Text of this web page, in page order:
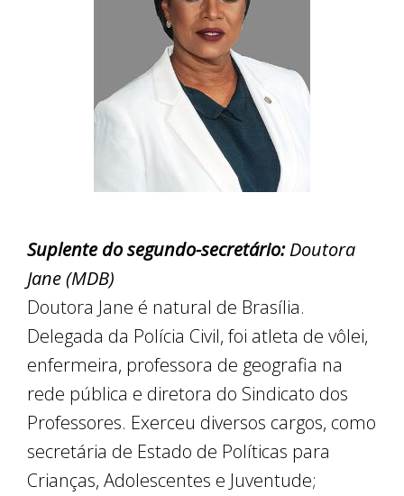
Suplente do segundo-secretário:Doutora
Jane (MDB)
Doutora Jane é natural de Brasília.
Delegada da Polícia Civil, foi atleta de vôlei,
enfermeira, professora de geografia na
rede pública e diretora do Sindicato dos
Professores. Exerceu diversos cargos, como
secretária de Estado de Políticas para
Crianças, Adolescentes e Juventude;